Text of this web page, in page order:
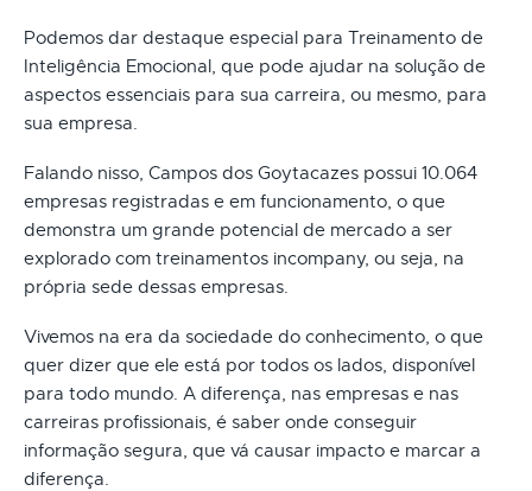
Podemos dar destaque especial para Treinamento de
Inteligência Emocional, que pode ajudar na solução de
aspectos essenciais para sua carreira, ou mesmo, para
sua empresa.
Falando nisso, Campos dos Goytacazes possui 10.064
empresas registradas e em funcionamento, o que
demonstra um grande potencial de mercado a ser
explorado com treinamentos incompany, ou seja, na
própria sede dessas empresas.
Vivemos na era da sociedade do conhecimento, o que
quer dizer que ele está por todos os lados, disponível
para todo mundo. A diferença, nas empresas e nas
carreiras profissionais, é saber onde conseguir
informação segura, que vá causar impacto e marcar a
diferença.